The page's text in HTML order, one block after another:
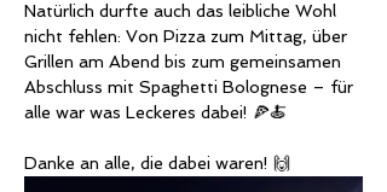
Natürlich durfte auch das leibliche Wohl
nicht fehlen: Von Pizza zum Mittag, über
Grillen am Abend bis zum gemeinsamen
Abschluss mit Spaghetti Bolognese – für
alle war was Leckeres dabei! 🍕🍝
Danke an alle, die dabei waren! 🙌